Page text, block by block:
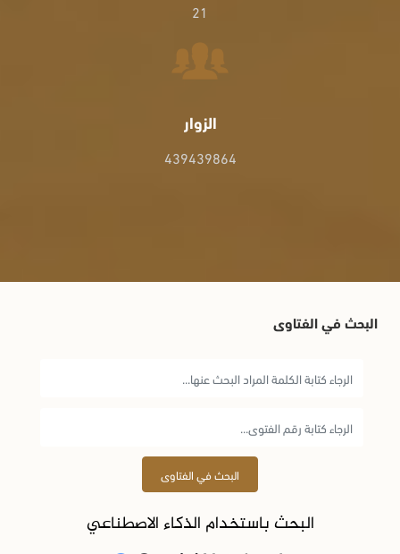
21
الزوار
439439864
البحث في الفتاوى
البحث في الفتاوى
البحث باستخدام الذكاء الاصطناعي